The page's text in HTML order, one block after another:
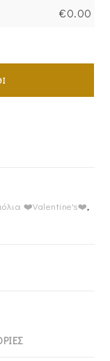
€0.00
❤️Valentine's❤️,